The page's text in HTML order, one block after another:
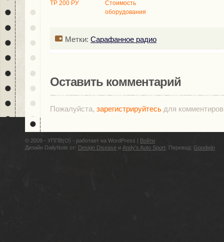
ТР 200 РУ
Стоимость
оборудования
Метки: Сарафанное радио
Оставить комментарий
Пожалуйста, зарегистрируйтесь для
© 2009 - УППВ(О) - работает на WordPress | Войти
Дизайн DailyNote от: Design Disease и Andy's Auto Sport . Перевод: Goodwin